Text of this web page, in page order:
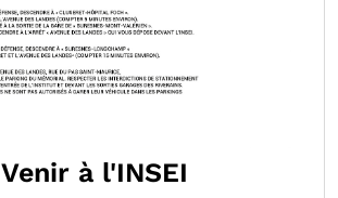
Venir à l'INSEI